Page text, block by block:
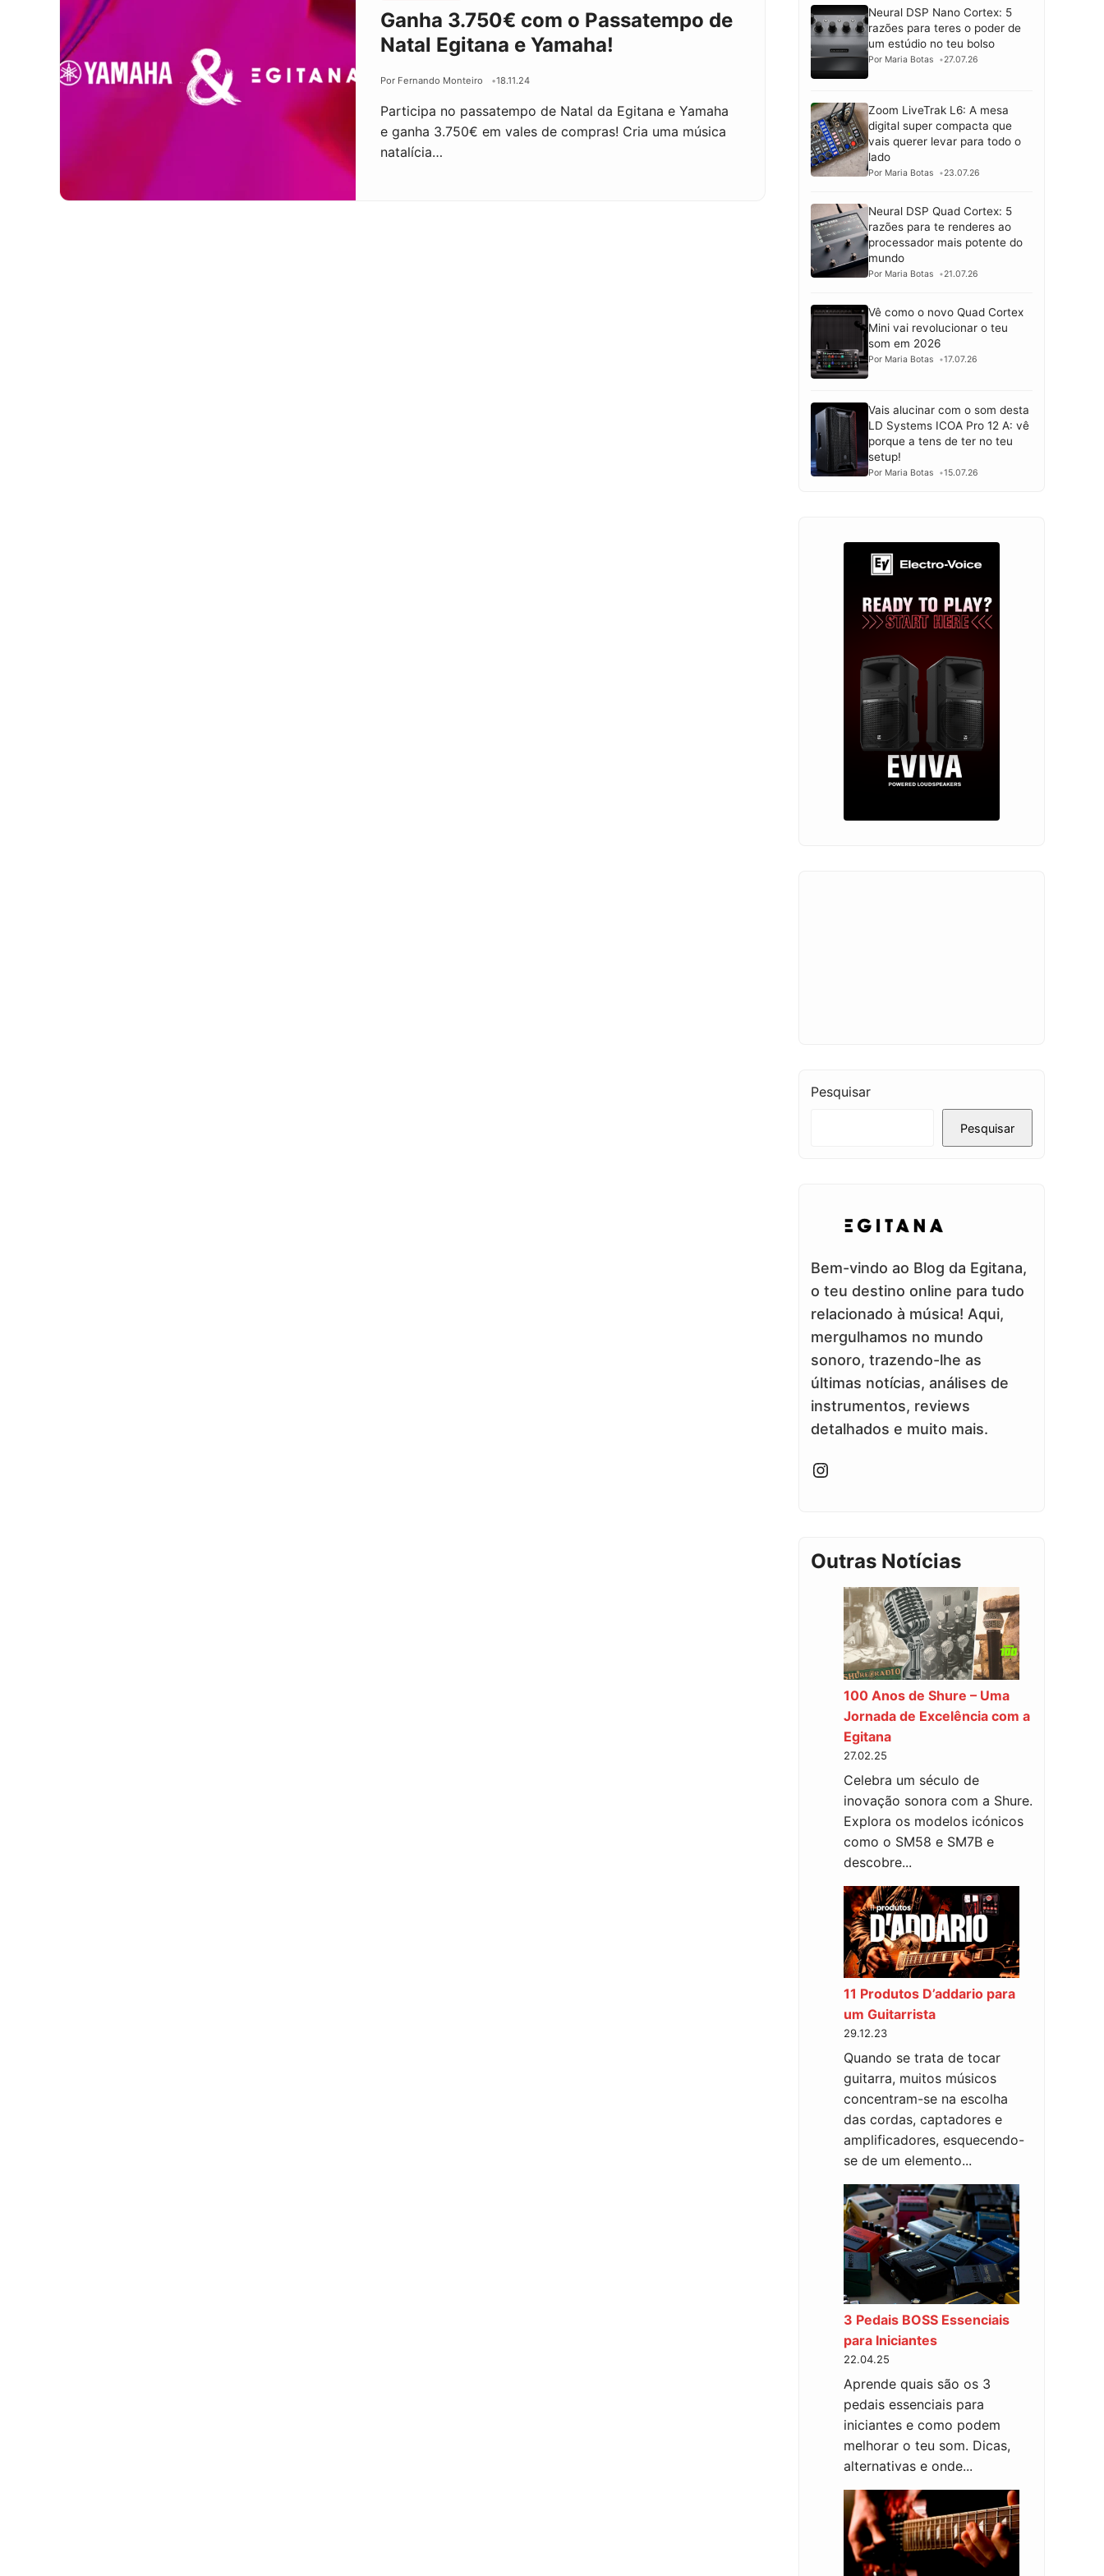
Ganha 3.750€ com o Passatempo de
Natal Egitana e Yamaha!
Por Fernando Monteiro 18.11.24
Participa no passatempo de Natal da Egitana e Yamaha
e ganha 3.750€ em vales de compras! Cria uma música
natalícia…
Neural DSP Nano Cortex: 5
razões para teres o poder de
um estúdio no teu bolso
Por Maria Botas 27.07.26
Zoom LiveTrak L6: A mesa
digital super compacta que
vais querer levar para todo o
lado
Por Maria Botas 23.07.26
Neural DSP Quad Cortex: 5
razões para te renderes ao
processador mais potente do
mundo
Por Maria Botas 21.07.26
Vê como o novo Quad Cortex
Mini vai revolucionar o teu
som em 2026
Por Maria Botas 17.07.26
Vais alucinar com o som desta
LD Systems ICOA Pro 12 A: vê
porque a tens de ter no teu
setup!
Por Maria Botas 15.07.26
Pesquisar
Pesquisar
Bem-vindo ao Blog da Egitana,
o teu destino online para tudo
relacionado à música! Aqui,
mergulhamos no mundo
sonoro, trazendo-lhe as
últimas notícias, análises de
instrumentos, reviews
detalhados e muito mais.
Instagram
Outras Notícias
100 Anos de Shure – Uma
Jornada de Excelência com a
Egitana
27.02.25
Celebra um século de
inovação sonora com a Shure.
Explora os modelos icónicos
como o SM58 e SM7B e
descobre...
11 Produtos D’addario para
um Guitarrista
29.12.23
Quando se trata de tocar
guitarra, muitos músicos
concentram-se na escolha
das cordas, captadores e
amplificadores, esquecendo-
se de um elemento...
3 Pedais BOSS Essenciais
para Iniciantes
22.04.25
Aprende quais são os 3
pedais essenciais para
iniciantes e como podem
melhorar o teu som. Dicas,
alternativas e onde...